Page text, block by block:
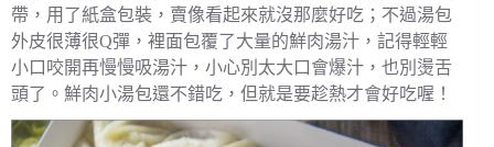
帶，用了紙盒包裝，賣像看起來就沒那麼好吃；不過湯包
外皮很薄很Q彈，裡面包覆了大量的鮮肉湯汁，記得輕輕
小口咬開再慢慢吸湯汁，小心別太大口會爆汁，也別燙舌
頭了。鮮肉小湯包還不錯吃，但就是要趁熱才會好吃喔！